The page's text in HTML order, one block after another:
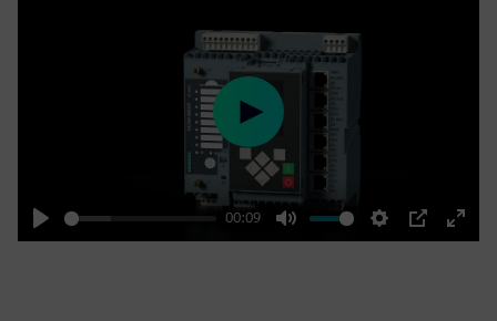
Play
00:09
Mute Settings
PIP
Enter
Play